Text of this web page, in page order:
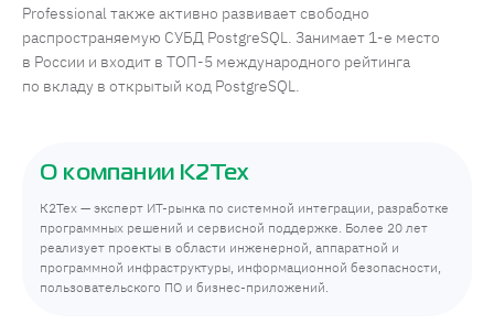
Professional также активно развивает свободно
распространяемую СУБД PostgreSQL. Занимает 1-е место
в России и входит в ТОП-5 международного рейтинга
по вкладу в открытый код PostgreSQL.
О компании К2Тех
К2Тех — эксперт ИТ-рынка по системной интеграции, разработке
программных решений и сервисной поддержке. Более 20 лет
реализует проекты в области инженерной, аппаратной и
программной инфраструктуры, информационной безопасности,
пользовательского ПО и бизнес-приложений.